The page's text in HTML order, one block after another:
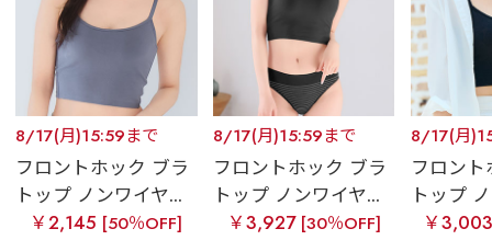
8/17(月)15:59まで
フロントホック ブラ
トップ ノンワイヤ...
￥2,145 [50％OFF]
8/17(月)15:59まで
フロントホック ブラ
トップ ノンワイヤ...
￥3,927 [30％OFF]
8/17(月
フロン
トップ
￥